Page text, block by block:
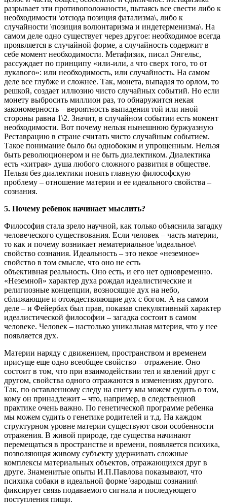
разрывает эти противоположности, пытаясь все свести либо к
необходимости \отсюда позиция фатализма\, либо к
случайности \позиция волюнтаризма и индетерменизма\. На
самом деле одно существует через другое: необходимое всегда
проявляется в случайной форме, а случайность содержит в
себе момент необходимости. Метафизик, писал Энгельс,
рассуждает по принципу «или-или, а что сверх того, то от
лукавого»: или необходимость, или случайность. На самом
деле все глубже и сложнее. Так, монета, выпадая то орлом, то
решкой, создает иллюзию чисто случайных событий. Но если
монету выбросить миллион раз, то обнаружится некая
закономерность – вероятность выпадения той или иной
стороны равна 1\2. Значит, в случайном событии есть момент
необходимости. Вот почему нельзя нынешнюю буржуазную
Реставрацию в стране считать чисто случайным событием.
Такое понимание было бы однобоким и упрощенным. Нельзя
быть революционером и не быть диалектиком. Диалектика
есть «хитрая» душа любого сложного развития в обществе.
Нельзя без диалектики понять главную философскую
проблему – отношение материи и ее идеального свойства –
сознания.
5. Почему ребенок начинает мыслить?
Философия стала зрело научной, как только объяснила загадку
человеческого существования. Если человек – часть материи,
то как и почему возникает нематериальное \идеальное\
свойство сознания. Идеальность – это некое «неземное»
свойство в том смысле, что оно не есть
объективная реальность. Оно есть, и его нет одновременно.
«Неземной» характер духа рождал идеалистические и
религиозные концепции, возносящие дух на небо,
сближающие и отождествляющие дух с богом. А на самом
деле – и Фейербах был прав, показав спекулятивный характер
идеалистической философии – загадка состоит в самом
человеке. Человек – настолько уникальная материя, что у нее
появляется дух.
Материи наряду с движением, пространством и временем
присуще еще одно всеобщее свойство – отражение. Оно
состоит в том, что при взаимодействии тел и явлений друг с
другом, свойства одного отражаются в изменениях другого.
Так, по оставленному следу на снегу мы можем судить о том,
кому он принадлежит – что, например, в следственной
практике очень важно. По генетической программе ребенка
мы можем судить о генетике родителей и т.д. На каждом
структурном уровне материи существуют свои особенности
отражения. В живой природе, где существа начинают
перемещаться в пространстве и времени, появляется психика,
позволяющая живому субъекту удерживать сложные
комплексы материальных объектов, отражающихся друг в
друге. Знаменитые опыты И.П.Павлова показывают, что
психика собаки в идеальной форме \зародыш сознания\
фиксирует связь подаваемого сигнала и последующего
поступления пищи.